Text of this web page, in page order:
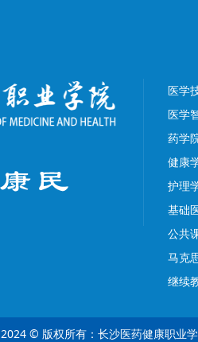
医学
医学
药学
健康
护理
基础
公共
马克
继续
2024 © 版权所有：长沙医药健康职业